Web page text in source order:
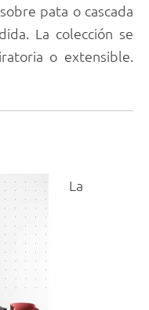
pata o cascada
La colección se
o extensible.
La